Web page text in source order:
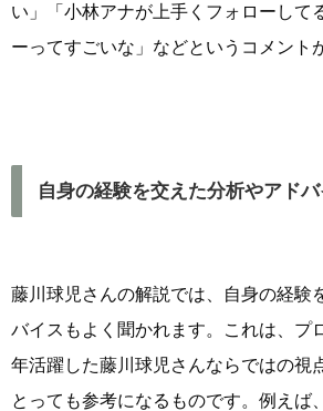
い」「小林アナが上手くフォローして
ーってすごいな」などというコメント
自身の経験を交えた分析やアドバ
藤川球児さんの解説では、自身の経験
バイスもよく聞かれます。これは、プ
年活躍した藤川球児さんならではの視
とっても参考になるものです。例えば